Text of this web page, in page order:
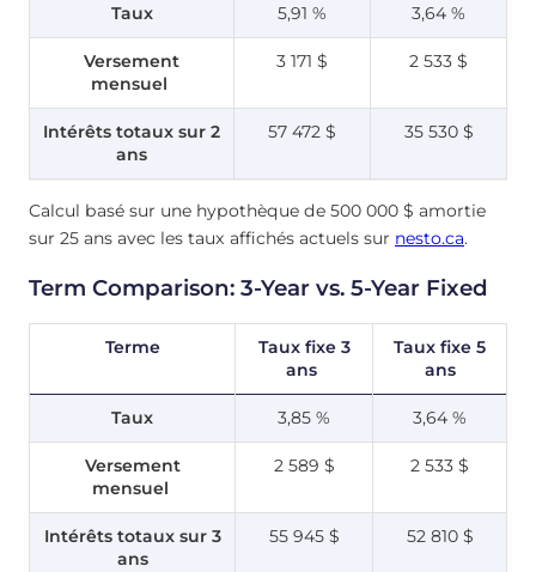
Taux 5,91 % 3,64 %
Versement
mensuel
3 171 $ 2 533 $
Intérêts totaux sur 2
ans
57 472 $ 35 530 $
Calcul basé sur une hypothèque de 500 000 $ amortie
sur 25 ans avec les taux affichés actuels sur nesto.ca.
Term Comparison: 3-Year vs. 5-Year Fixed
Terme
Taux fixe 3
ans
Taux fixe 5
ans
Taux 3,85 % 3,64 %
Versement
mensuel
2 589 $ 2 533 $
Intérêts totaux sur 3
ans
55 945 $ 52 810 $